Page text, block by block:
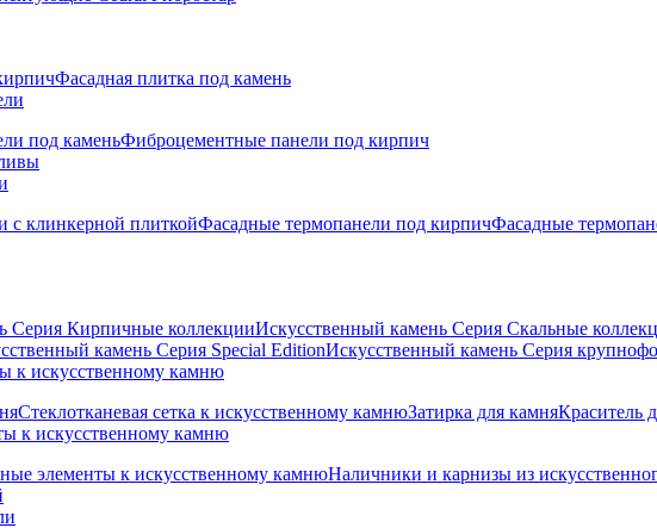
Фасадная плитка под камень
под каменьФиброцементные панели под кирпич
с клинкерной плиткойФасадные термопанели под кирпичФасадные
Серия Кирпичные коллекцииИскусственный камень Серия Скальные
камень Серия Special EditionИскусственный камень Серия
к искусственному камню
Стеклотканевая сетка к искусственному камнюЗатирка для камняКраситель
к искусственному камню
элементы к искусственному камнюНаличники и карнизы из